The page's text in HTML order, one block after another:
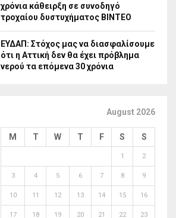
χρόνια κάθειρξη σε συνοδηγό
τροχαίου δυστυχήματος ΒΙΝΤΕΟ
ΕΥΔΑΠ: Στόχος μας να διασφαλίσουμε
ότι η Αττική δεν θα έχει πρόβλημα
νερού τα επόμενα 30 χρόνια
August 2026
M T W T F S S
1 2
3 4 5 6 7 8 9
10 11 12 13 14 15 16
17 18 19 20 21 22 23